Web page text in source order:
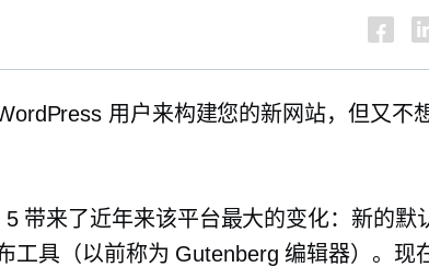
用户来构建您的新网站，但又不
带来了近年来该平台最大的变化：新的默
工具（以前称为 Gutenberg 编辑器）。现